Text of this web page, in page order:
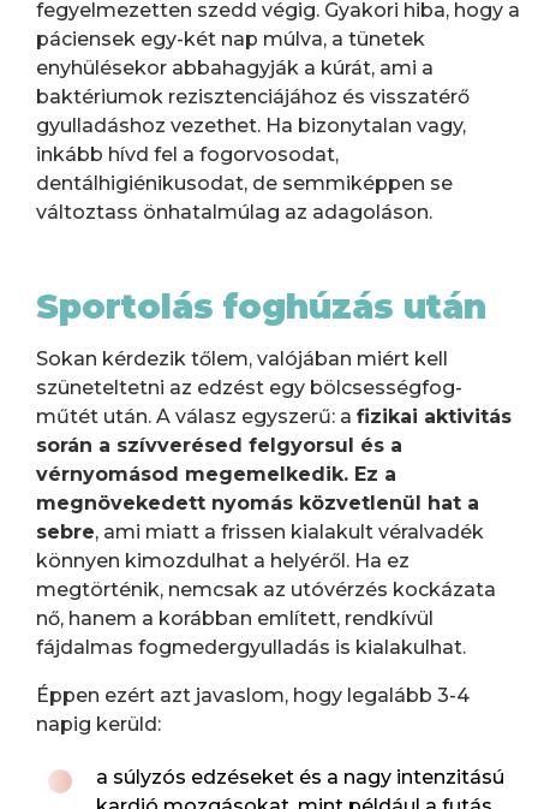
fegyelmezetten szedd végig. Gyakori hiba, hogy a
páciensek egy-két nap múlva, a tünetek
enyhülésekor abbahagyják a kúrát, ami a
baktériumok rezisztenciájához és visszatérő
gyulladáshoz vezethet. Ha bizonytalan vagy,
inkább hívd fel a fogorvosodat,
dentálhigiénikusodat, de semmiképpen se
változtass önhatalmúlag az adagoláson.
Sportolás foghúzás után
Sokan kérdezik tőlem, valójában miért kell
szüneteltetni az edzést egy bölcsességfog-
műtét után. A válasz egyszerű: a fizikai aktivitás
során a szívverésed felgyorsul és a
vérnyomásod megemelkedik. Ez a
megnövekedett nyomás közvetlenül hat a
sebre, ami miatt a frissen kialakult véralvadék
könnyen kimozdulhat a helyéről. Ha ez
megtörténik, nemcsak az utóvérzés kockázata
nő, hanem a korábban említett, rendkívül
fájdalmas fogmedergyulladás is kialakulhat.
Éppen ezért azt javaslom, hogy legalább 3-4
napig kerüld:
a súlyzós edzéseket és a nagy intenzitású